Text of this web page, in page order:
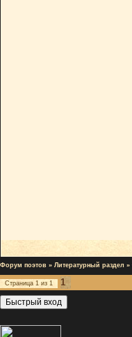
Форум поэтов » Литературный раздел »
Страница 1 из 1
1